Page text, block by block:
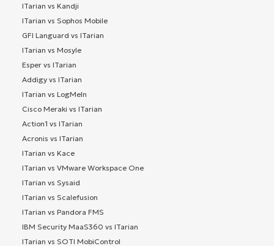
ITarian vs Kandji
ITarian vs Sophos Mobile
GFI Languard vs ITarian
ITarian vs Mosyle
Esper vs ITarian
Addigy vs ITarian
ITarian vs LogMeIn
Cisco Meraki vs ITarian
Action1 vs ITarian
Acronis vs ITarian
ITarian vs Kace
ITarian vs VMware Workspace One
ITarian vs Sysaid
ITarian vs Scalefusion
ITarian vs Pandora FMS
IBM Security MaaS360 vs ITarian
ITarian vs SOTI MobiControl